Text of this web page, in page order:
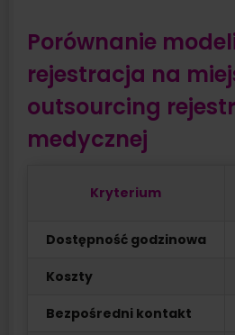
Porównanie
rejestracja na
outsourcing
medycznej
Kryterium
Dostępność godzinowa
Koszty
Bezpośredni kontakt